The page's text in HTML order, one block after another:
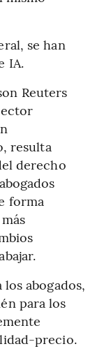
se han
IA.
Reuters
resulta
derecho
forma
abogados,
para los
precio.